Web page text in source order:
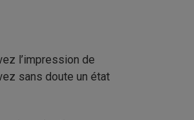
l’impression de
sans doute un état